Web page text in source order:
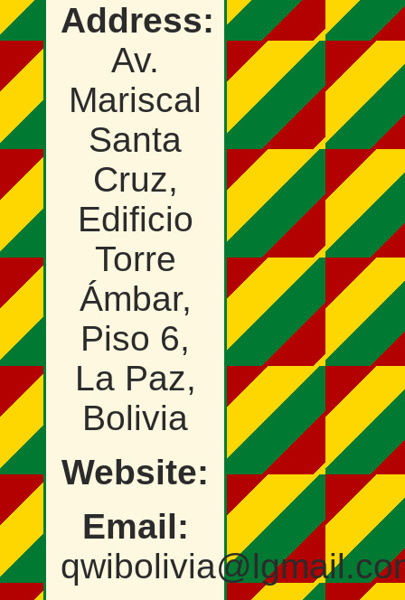
Address:
Av.
Mariscal
Santa
Cruz,
Edificio
Torre
Ámbar,
Piso 6,
La Paz,
Bolivia
Website:
Email: